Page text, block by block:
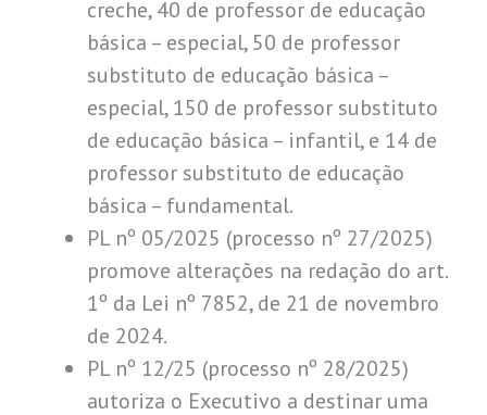
creche, 40 de professor de educação
básica – especial, 50 de professor
substituto de educação básica –
especial, 150 de professor substituto
de educação básica – infantil, e 14 de
professor substituto de educação
básica – fundamental.
PL nº 05/2025 (processo nº 27/2025)
promove alterações na redação do art.
1º da Lei nº 7852, de 21 de novembro
de 2024.
PL nº 12/25 (processo nº 28/2025)
autoriza o Executivo a destinar uma